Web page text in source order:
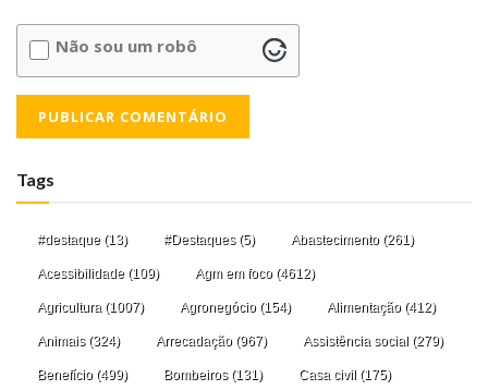
Não sou um robô
Tags
#destaque (13) #Destaques(5) Abastecimento(261)
Acessibilidade (109) Agm em foco(4612)
Agricultura (1007) Agronegócio(154) Alimentação(412)
Animais(324) Arrecadação(967) Assistência social (279)
Benefício(499) Bombeiros(131) Casa civil (175)